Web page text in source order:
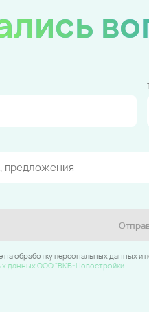
на обработку персональных данных и
данных ООО "ВКБ-Новостройки